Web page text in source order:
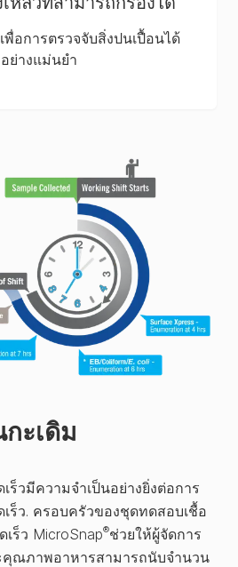
พื่อการตรวจจับสิ่งปนเปื้อนได้
อย่างแม่นยำ
ะเดิม
ร็วมีความจำเป็นอย่างยิ่งต่อการ
ร็ว. ครอบครัวของชุดทดสอบเชื้อ
ร็ว MicroSnap®ช่วยให้ผู้จัดการ
ณภาพอาหารสามารถนับจำนวน